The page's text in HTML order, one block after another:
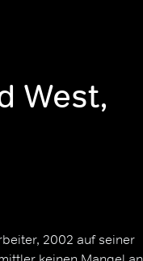
West,
2002 auf seiner